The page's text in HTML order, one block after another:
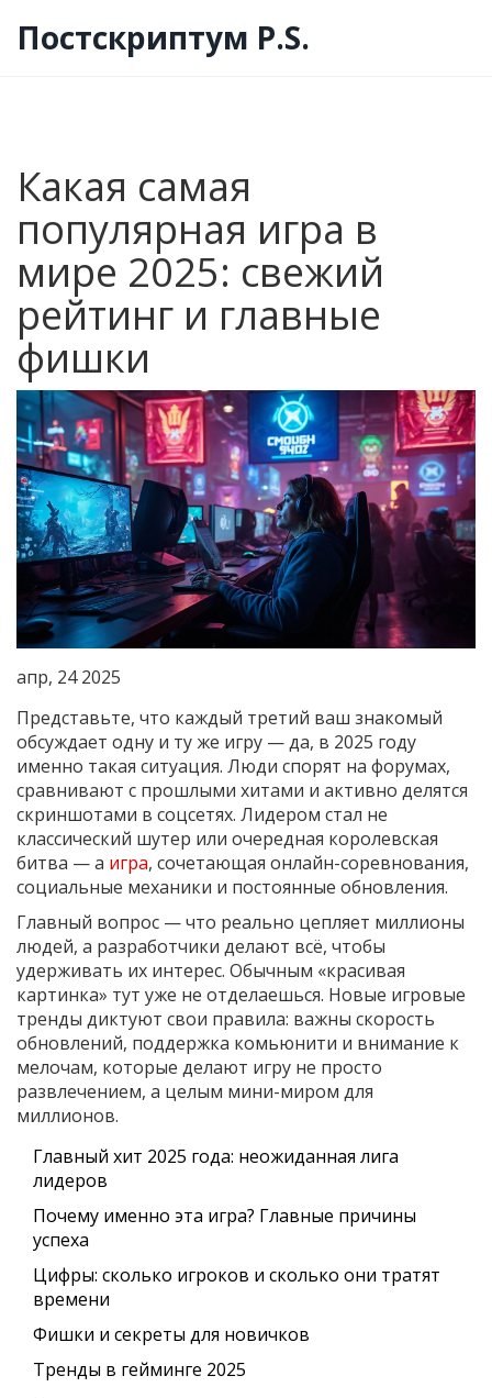
Постскриптум P.S.
Какая самая
популярная игра в
мире 2025: свежий
рейтинг и главные
фишки
апр, 24 2025
Представьте, что каждый третий ваш знакомый
обсуждает одну и ту же игру — да, в 2025 году
именно такая ситуация. Люди спорят на форумах,
сравнивают с прошлыми хитами и активно делятся
скриншотами в соцсетях. Лидером стал не
классический шутер или очередная королевская
битва — а игра, сочетающая онлайн-соревнования,
социальные механики и постоянные обновления.
Главный вопрос — что реально цепляет миллионы
людей, а разработчики делают всё, чтобы
удерживать их интерес. Обычным «красивая
картинка» тут уже не отделаешься. Новые игровые
тренды диктуют свои правила: важны скорость
обновлений, поддержка комьюнити и внимание к
мелочам, которые делают игру не просто
развлечением, а целым мини-миром для
миллионов.
Главный хит 2025 года: неожиданная лига
лидеров
Почему именно эта игра? Главные причины
успеха
Цифры: сколько игроков и сколько они тратят
времени
Фишки и секреты для новичков
Тренды в гейминге 2025